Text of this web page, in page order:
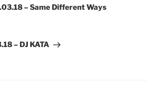
– Same Different Ways
– DJ KATA